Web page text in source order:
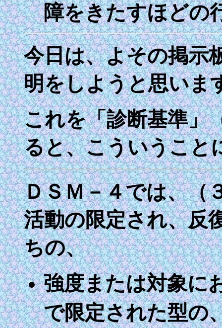
障をきたすほどの
今日は、よその掲示
明をしようと思いま
これを「診断基準」
ると、こういうこと
ＤＳＭ－４では、（
活動の限定され、反
ちの、
強度または対象に
で限定された型の